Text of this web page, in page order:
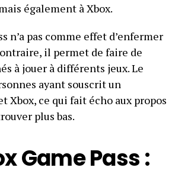
également à Xbox.
n’a pas comme effet d’enfermer
il permet de faire de
à jouer à différents jeux. Le
ayant souscrit un
Xbox, ce qui fait écho aux propos
plus bas.
Game Pass :